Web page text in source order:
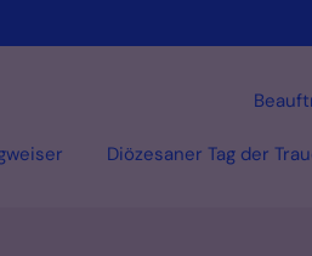
Diözesaner Tag der